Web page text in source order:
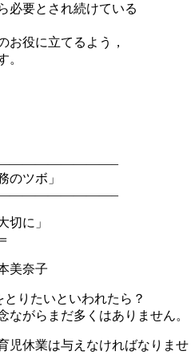
必要とされ続けている
お役に立てるよう，
。
のツボ」
切に」
美奈子
りたいといわれたら？
ながらまだ多くはありません。
児休業は与えなければなりませ